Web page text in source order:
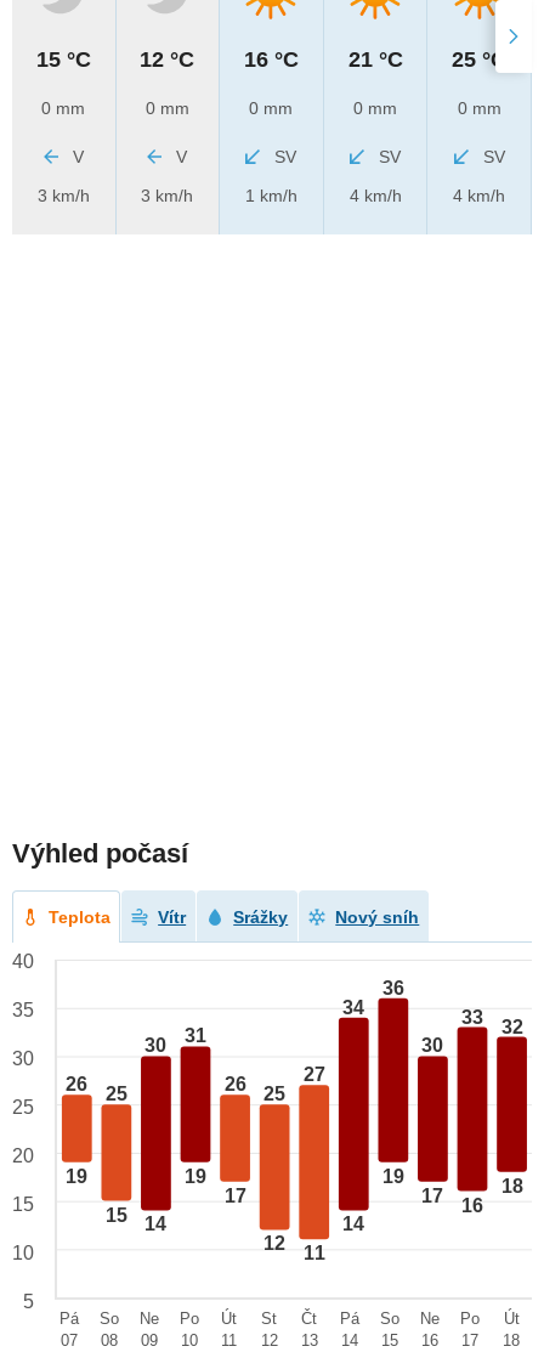
15 °C
0 mm
V
3 km/h
12 °C
0 mm
V
3 km/h
16 °C
0 mm
SV
1 km/h
21 °C
0 mm
SV
4 km/h
25 °C
0 mm
SV
4 km/h
Výhled počasí
Teplota Vítr Srážky Nový sníh
26
19
25
15
30
14
31
19
26
17
25
12
27
11
34
14
36
19
30
17
33
16
32
18
40
35
30
25
20
15
10
5
Pá
07
So
08
Ne
09
Po
10
Út
11
St
12
Čt
13
Pá
14
So
15
Ne
16
Po
17
Út
18